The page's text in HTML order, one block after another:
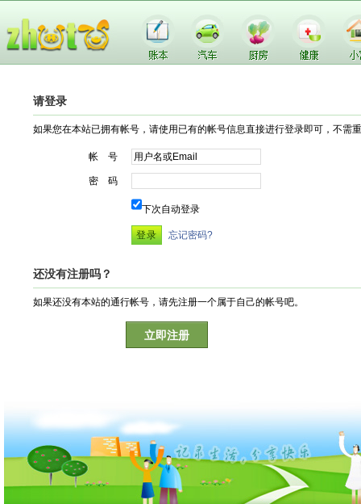
请登录
如果您在本站已拥有帐号，请使用已有的帐号信息直接进行登录即可，不需
帐 号
密 码
下次自动登录
忘记密码?
还没有注册吗？
如果还没有本站的通行帐号，请先注册一个属于自己的帐号吧。
立即注册